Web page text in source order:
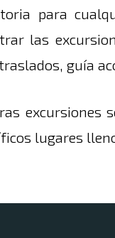
para
las
guía
excursiones
lugares